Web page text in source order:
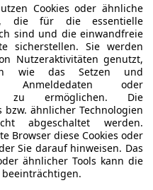
Cookies oder ähnliche
die für die essentielle
sind und die einwandfreie
sicherstellen. Sie werden
Nutzeraktivitäten genutzt,
wie das Setzen und
Anmeldedaten oder
zu ermöglichen. Die
bzw. ähnlicher Technologien
abgeschaltet werden.
Browser diese Cookies oder
Sie darauf hinweisen. Das
ähnlicher Tools kann die